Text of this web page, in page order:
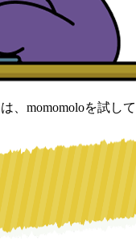
、momomoloを試して